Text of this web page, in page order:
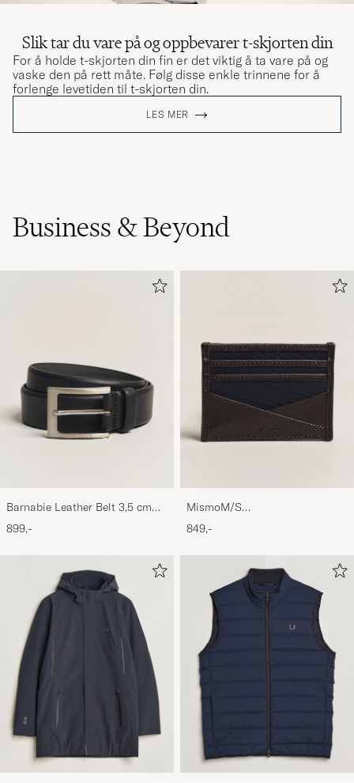
Slik tar du vare på og oppbevarer t-skjorten din
For å holde t-skjorten din fin er det viktig å ta vare på og
vaske den på rett måte. Følg disse enkle trinnene for å
forlenge levetiden til t-skjorten din.
LES MER
Business & Beyond
Barnabie Leather Belt 3,5 cm
Black
899,-
MismoM/S
CardholderNavy/Dark Brown
849,-